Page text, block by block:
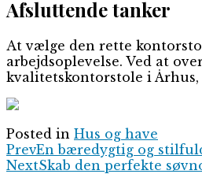
Afsluttende tanker
At vælge den rette
arbejdsoplevelse. Ved at
kvalitetskontorstole i
Posted in Hus og have
PrevEn bæredygtig og
NextSkab den perfekte